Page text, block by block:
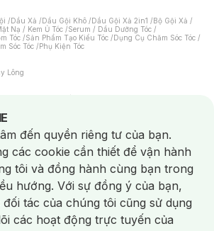
/Dầu Xả /Dầu Gội Khô /Dầu Gội Xả 2in1 /Bộ Gội Xả /
Nạ / Kem Ủ Tóc /Serum / Dầu Dưỡng Tóc /
Tóc /Sản Phẩm Tạo Kiểu Tóc /Dụng Cụ Chăm Sóc Tóc /
Sóc Tóc /Phụ Kiện Tóc
Lông
Máy Massage/Mặt Nạ Xông Hơi /Nước Rửa Tay/
Bàn Chải Đánh Răng /Bàn Chải Điện/
Răng /Máy Tăm Nước/ Nước Súc Miệng/
Miệng / Dung Dịch Vệ Sinh/Dưỡng Vùng Kín/
/Băng Vệ Sinh/Tampon/Bọt Cạo Râu /Dao Cạo Râu/
Da Khô / Mất Nước/ Da Lão Hóa/ Da Mụn/
Da Xỉn Màu Thâm / Nám / Tàn Nhang
/Viêm Da Cơ Địa
usage
đến quyền riêng tư của bạn.
các cookie cần thiết để vận hành
tôi và đồng hành cùng bạn trong
hướng. Với sự đồng ý của bạn,
tác của chúng tôi cũng sử dụng
các hoạt động trực tuyến của